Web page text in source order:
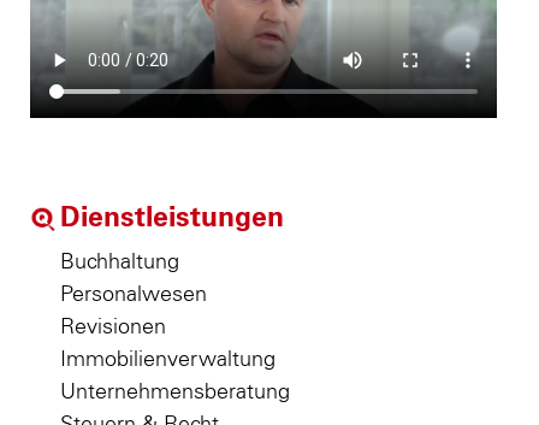
Dienstleistungen
Buchhaltung
Personalwesen
Revisionen
Immobilienverwaltung
Unternehmensberatung